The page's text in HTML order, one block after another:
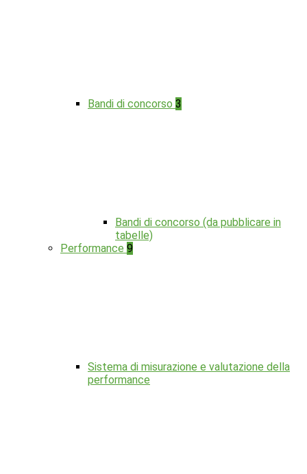
Bandi di concorso 3
Bandi di concorso (da pubblicare in
tabelle)
Performance 9
Sistema di misurazione e valutazione della
performance